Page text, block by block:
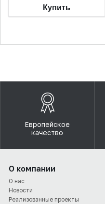
Европейское
качество
О компании
О нас
Новости
Реализованные проекты